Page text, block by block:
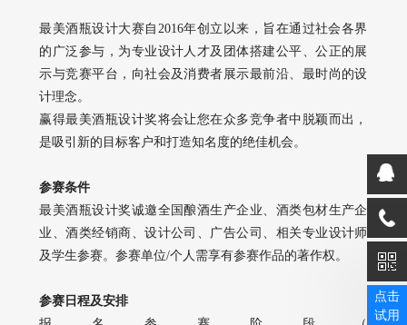
点击
试用
最美酒瓶设计大赛自2016年创立以来，旨在通过社会各界
的广泛参与，为专业设计人才及团体搭建公平、公正的展
示与竞赛平台，向社会及消费者展示最前沿、最时尚的设
计理念。
赢得最美酒瓶设计奖将会让您在众多竞争者中脱颖而出，
是吸引新的目标客户和打造知名度的绝佳机会。
参赛条件
最美酒瓶设计奖诚邀全国酿酒生产企业、酒类包材生产企
业、酒类经销商、设计公司、广告公司、相关专业设计师
及学生参赛。参赛单位/个人需享有参赛作品的著作权。
参赛日程及安排